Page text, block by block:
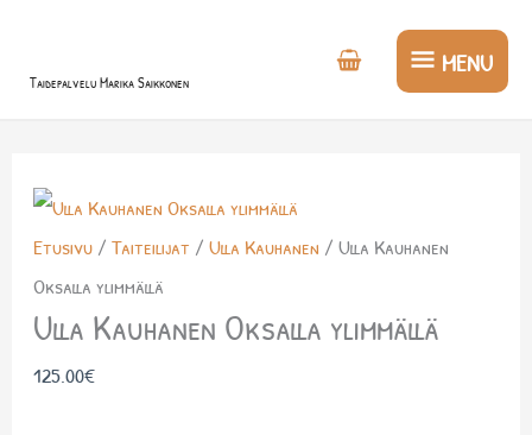
Taidepalvelu Marika Saikkonen
MENU
MENU
Etusivu/ Taiteilijat / Ulla Kauhanen / Ulla Kauhanen
Oksalla ylimmällä
Ulla Kauhanen Oksalla ylimmällä
125.00€